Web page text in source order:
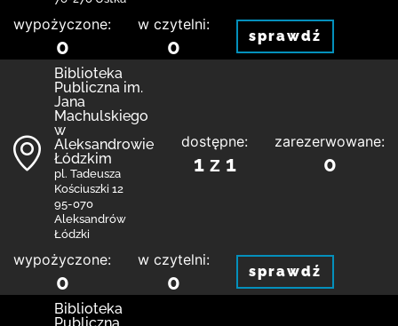
wypożyczone:
0
w czytelni:
0 sprawdź
Biblioteka
Publiczna im.
Jana
Machulskiego
w
Aleksandrowie
Łódzkim
pl. Tadeusza
Kościuszki 12
95-070
Aleksandrów
Łódzki
dostępne:
1 z 1
zarezerwowane:
0
wypożyczone:
0
w czytelni:
0 sprawdź
Biblioteka
Publiczna